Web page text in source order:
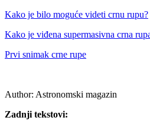
Kako je bilo moguće videti crnu rupu?
Kako je viđena supermasivna crna
Prvi snimak crne rupe
Author: Astronomski magazin
Zadnji tekstovi: